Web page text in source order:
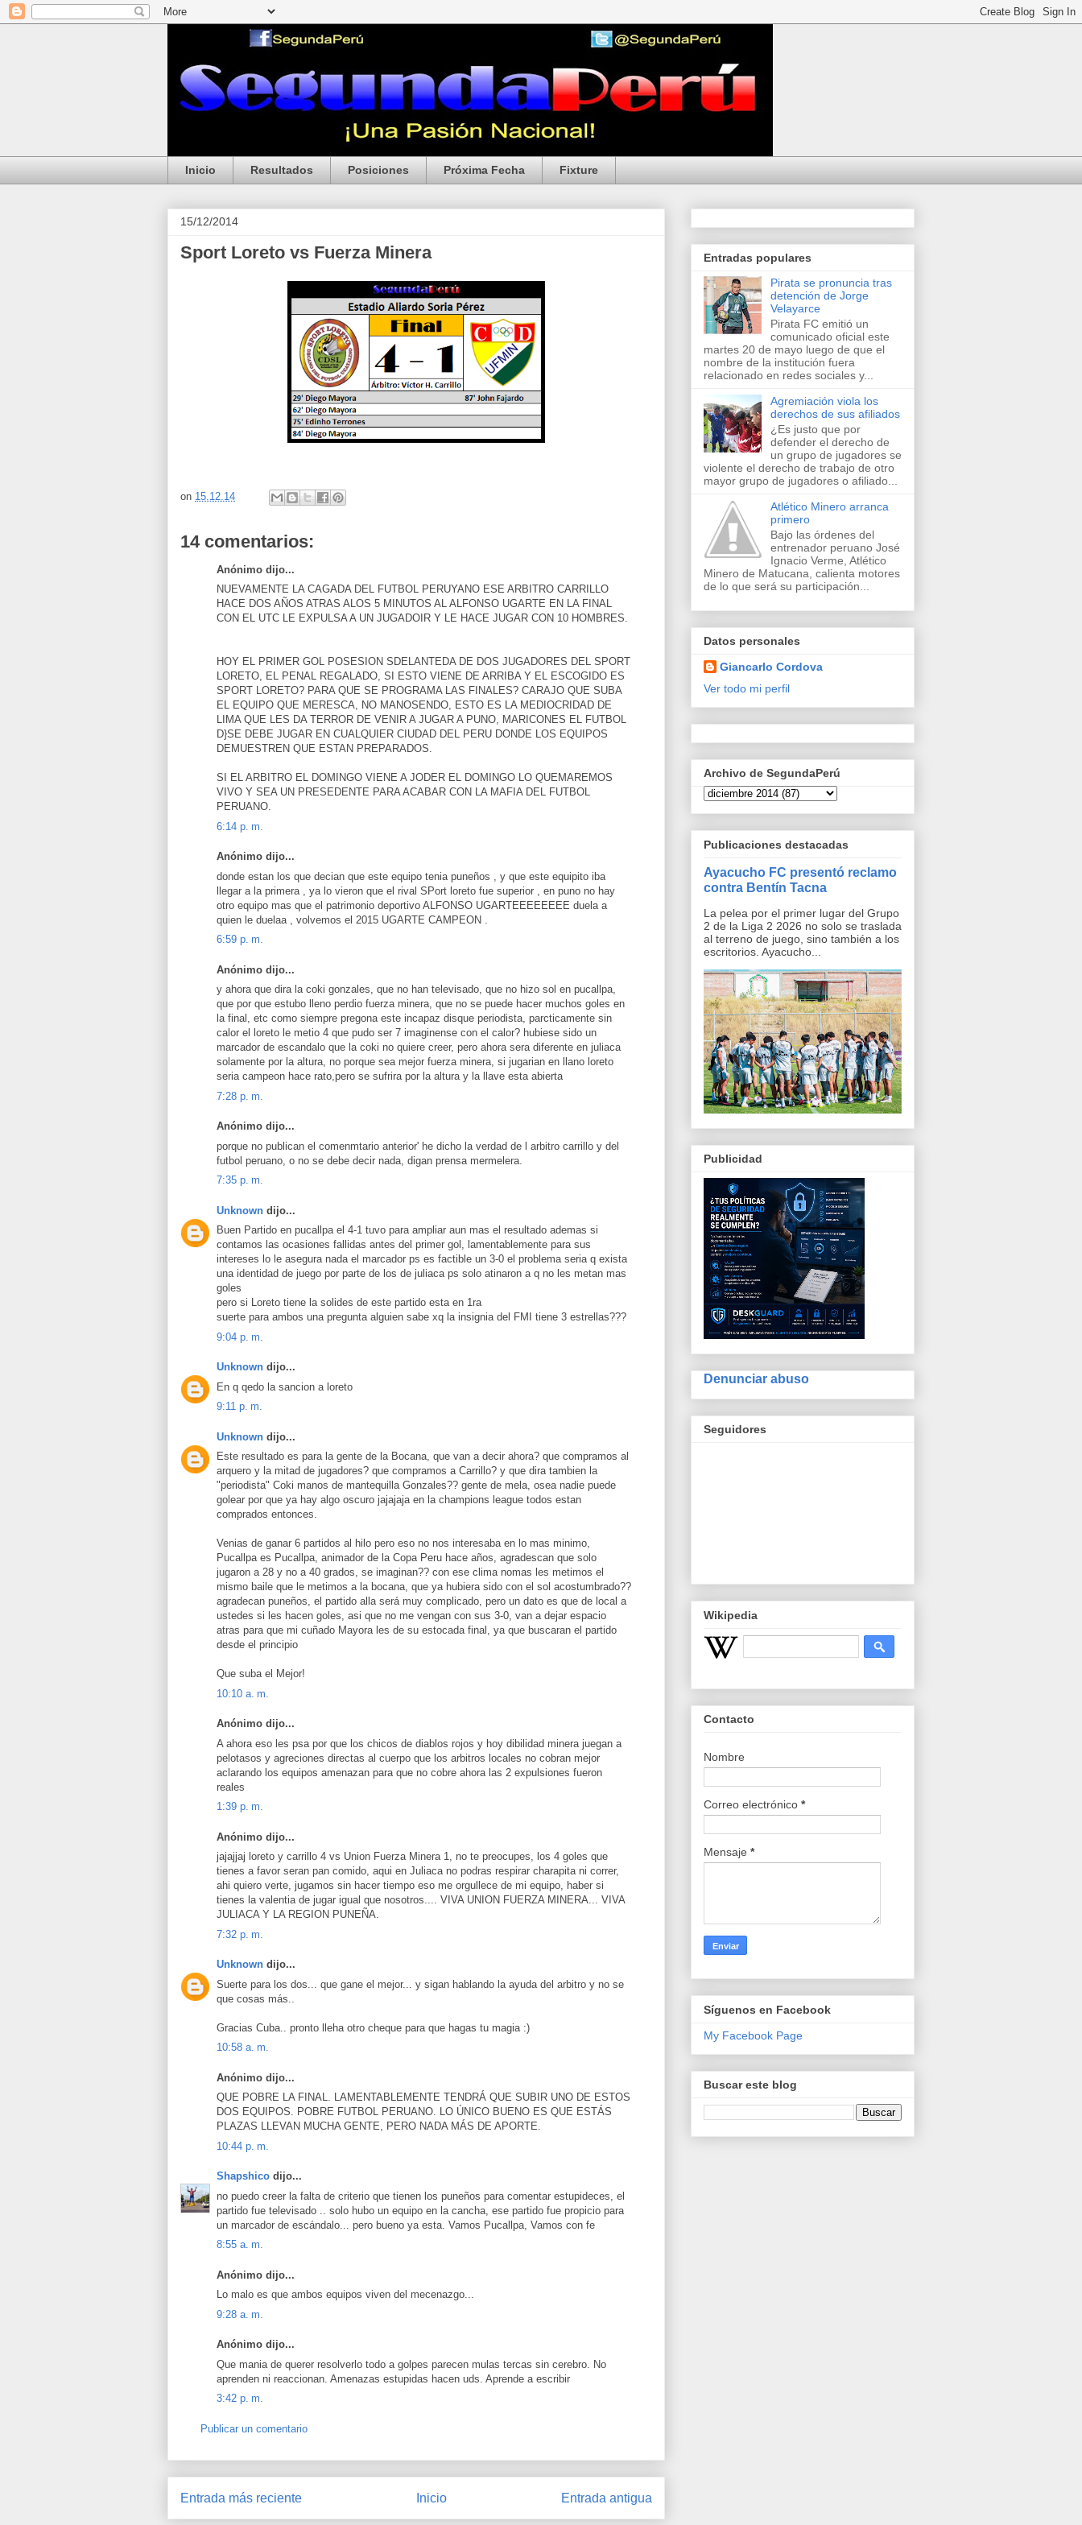
Inicio Resultados Posiciones Próxima Fecha Fixture
15/12/2014
Sport Loreto vs Fuerza Minera
on 15.12.14
14 comentarios:
Anónimo dijo...
NUEVAMENTE LA CAGADA DEL FUTBOL PERUYANO ESE ARBITRO CARRILLO
HACE DOS AÑOS ATRAS ALOS 5 MINUTOS AL ALFONSO UGARTE EN LA FINAL
CON EL UTC LE EXPULSA A UN JUGADOIR Y LE HACE JUGAR CON 10 HOMBRES.
HOY EL PRIMER GOL POSESION SDELANTEDA DE DOS JUGADORES DEL SPORT
LORETO, EL PENAL REGALADO, SI ESTO VIENE DE ARRIBA Y EL ESCOGIDO ES
SPORT LORETO? PARA QUE SE PROGRAMA LAS FINALES? CARAJO QUE SUBA
EL EQUIPO QUE MERESCA, NO MANOSENDO, ESTO ES LA MEDIOCRIDAD DE
LIMA QUE LES DA TERROR DE VENIR A JUGAR A PUNO, MARICONES EL FUTBOL
D}SE DEBE JUGAR EN CUALQUIER CIUDAD DEL PERU DONDE LOS EQUIPOS
DEMUESTREN QUE ESTAN PREPARADOS.
SI EL ARBITRO EL DOMINGO VIENE A JODER EL DOMINGO LO QUEMAREMOS
VIVO Y SEA UN PRESEDENTE PARA ACABAR CON LA MAFIA DEL FUTBOL
PERUANO.
6:14 p. m.
Anónimo dijo...
donde estan los que decian que este equipo tenia puneños , y que este equipito iba
llegar a la primera , ya lo vieron que el rival SPort loreto fue superior , en puno no hay
otro equipo mas que el patrimonio deportivo ALFONSO UGARTEEEEEEEE duela a
quien le duelaa , volvemos el 2015 UGARTE CAMPEON .
6:59 p. m.
Anónimo dijo...
y ahora que dira la coki gonzales, que no han televisado, que no hizo sol en pucallpa,
que por que estubo lleno perdio fuerza minera, que no se puede hacer muchos goles en
la final, etc como siempre pregona este incapaz disque periodista, parcticamente sin
calor el loreto le metio 4 que pudo ser 7 imaginense con el calor? hubiese sido un
marcador de escandalo que la coki no quiere creer, pero ahora sera diferente en juliaca
solamente por la altura, no porque sea mejor fuerza minera, si jugarian en llano loreto
seria campeon hace rato,pero se sufrira por la altura y la llave esta abierta
7:28 p. m.
Anónimo dijo...
porque no publican el comenmtario anterior' he dicho la verdad de l arbitro carrillo y del
futbol peruano, o no se debe decir nada, digan prensa mermelera.
7:35 p. m.
Unknown dijo...
Buen Partido en pucallpa el 4-1 tuvo para ampliar aun mas el resultado ademas si
contamos las ocasiones fallidas antes del primer gol, lamentablemente para sus
intereses lo le asegura nada el marcador ps es factible un 3-0 el problema seria q exista
una identidad de juego por parte de los de juliaca ps solo atinaron a q no les metan mas
goles
pero si Loreto tiene la solides de este partido esta en 1ra
suerte para ambos una pregunta alguien sabe xq la insignia del FMI tiene 3 estrellas???
9:04 p. m.
Unknown dijo...
En q qedo la sancion a loreto
9:11 p. m.
Unknown dijo...
Este resultado es para la gente de la Bocana, que van a decir ahora? que compramos al
arquero y la mitad de jugadores? que compramos a Carrillo? y que dira tambien la
"periodista" Coki manos de mantequilla Gonzales?? gente de mela, osea nadie puede
golear por que ya hay algo oscuro jajajaja en la champions league todos estan
comprados entonces.
Venias de ganar 6 partidos al hilo pero eso no nos interesaba en lo mas minimo,
Pucallpa es Pucallpa, animador de la Copa Peru hace años, agradescan que solo
jugaron a 28 y no a 40 grados, se imaginan?? con ese clima nomas les metimos el
mismo baile que le metimos a la bocana, que ya hubiera sido con el sol acostumbrado??
agradecan puneños, el partido alla será muy complicado, pero un dato es que de local a
ustedes si les hacen goles, asi que no me vengan con sus 3-0, van a dejar espacio
atras para que mi cuñado Mayora les de su estocada final, ya que buscaran el partido
desde el principio
Que suba el Mejor!
10:10 a. m.
Anónimo dijo...
A ahora eso les psa por que los chicos de diablos rojos y hoy dibilidad minera juegan a
pelotasos y agreciones directas al cuerpo que los arbitros locales no cobran mejor
aclarando los equipos amenazan para que no cobre ahora las 2 expulsiones fueron
reales
1:39 p. m.
Anónimo dijo...
jajajjaj loreto y carrillo 4 vs Union Fuerza Minera 1, no te preocupes, los 4 goles que
tienes a favor seran pan comido, aqui en Juliaca no podras respirar charapita ni correr,
ahi quiero verte, jugamos sin hacer tiempo eso me orgullece de mi equipo, haber si
tienes la valentia de jugar igual que nosotros.... VIVA UNION FUERZA MINERA... VIVA
JULIACA Y LA REGION PUNEÑA.
7:32 p. m.
Unknown dijo...
Suerte para los dos... que gane el mejor... y sigan hablando la ayuda del arbitro y no se
que cosas más..
Gracias Cuba.. pronto lleha otro cheque para que hagas tu magia :)
10:58 a. m.
Anónimo dijo...
QUE POBRE LA FINAL. LAMENTABLEMENTE TENDRÁ QUE SUBIR UNO DE ESTOS
DOS EQUIPOS. POBRE FUTBOL PERUANO. LO ÚNICO BUENO ES QUE ESTÁS
PLAZAS LLEVAN MUCHA GENTE, PERO NADA MÁS DE APORTE.
10:44 p. m.
Shapshico dijo...
no puedo creer la falta de criterio que tienen los puneños para comentar estupideces, el
partido fue televisado .. solo hubo un equipo en la cancha, ese partido fue propicio para
un marcador de escándalo... pero bueno ya esta. Vamos Pucallpa, Vamos con fe
8:55 a. m.
Anónimo dijo...
Lo malo es que ambos equipos viven del mecenazgo...
9:28 a. m.
Anónimo dijo...
Que mania de querer resolverlo todo a golpes parecen mulas tercas sin cerebro. No
aprenden ni reaccionan. Amenazas estupidas hacen uds. Aprende a escribir
3:42 p. m.
Publicar un comentario
Entrada más reciente Entrada antigua
Inicio
Entradas populares
Pirata se pronuncia tras
detención de Jorge
Velayarce
Pirata FC emitió un
comunicado oficial este
martes 20 de mayo luego de que el
nombre de la institución fuera
relacionado en redes sociales y...
Agremiación viola los
derechos de sus afiliados
¿Es justo que por
defender el derecho de
un grupo de jugadores se
violente el derecho de trabajo de otro
mayor grupo de jugadores o afiliado...
Atlético Minero arranca
primero
Bajo las órdenes del
entrenador peruano José
Ignacio Verme, Atlético
Minero de Matucana, calienta motores
de lo que será su participación...
Datos personales
Giancarlo Cordova
Ver todo mi perfil
Archivo de SegundaPerú
Publicaciones destacadas
Ayacucho FC presentó reclamo
contra Bentín Tacna
La pelea por el primer lugar del Grupo
2 de la Liga 2 2026 no solo se traslada
al terreno de juego, sino también a los
escritorios. Ayacucho...
Publicidad
Denunciar abuso
Seguidores
Wikipedia
Contacto
Nombre
Correo electrónico *
Mensaje *
Síguenos en Facebook
My Facebook Page
Buscar este blog